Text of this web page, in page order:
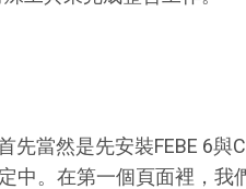
當然是先安裝FEBE 6與
中。在第一個頁面裡，我